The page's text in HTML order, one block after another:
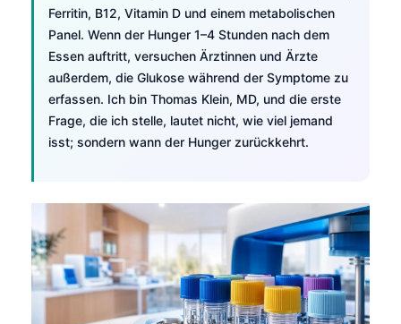
Ferritin, B12, Vitamin D und einem metabolischen
Panel. Wenn der Hunger 1–4 Stunden nach dem
Essen auftritt, versuchen Ärztinnen und Ärzte
außerdem, die Glukose während der Symptome zu
erfassen. Ich bin Thomas Klein, MD, und die erste
Frage, die ich stelle, lautet nicht, wie viel jemand
isst; sondern wann der Hunger zurückkehrt.